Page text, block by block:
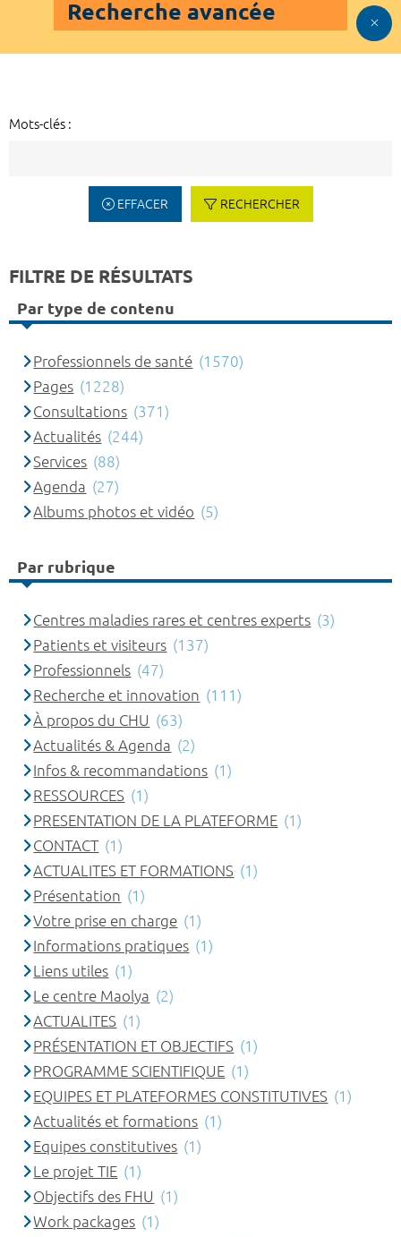
Recherche avancée
Mots-clés :
EFFACER RECHERCHER
FILTRE DE RÉSULTATS
Par type de contenu
Professionnels de santé (1570)
Pages (1228)
Consultations (371)
Actualités (244)
Services (88)
Agenda (27)
Albums photos et vidéo (5)
Par rubrique
Centres maladies rares et centres experts (3)
Patients et visiteurs (137)
Professionnels (47)
Recherche et innovation (111)
À propos du CHU (63)
Actualités & Agenda (2)
Infos & recommandations (1)
RESSOURCES (1)
PRESENTATION DE LA PLATEFORME (1)
CONTACT (1)
ACTUALITES ET FORMATIONS (1)
Présentation (1)
Votre prise en charge (1)
Informations pratiques (1)
Liens utiles (1)
Le centre Maolya (2)
ACTUALITES (1)
PRÉSENTATION ET OBJECTIFS (1)
PROGRAMME SCIENTIFIQUE (1)
EQUIPES ET PLATEFORMES CONSTITUTIVES (1)
Actualités et formations (1)
Equipes constitutives (1)
Le projet TIE (1)
Objectifs des FHU (1)
Work packages (1)